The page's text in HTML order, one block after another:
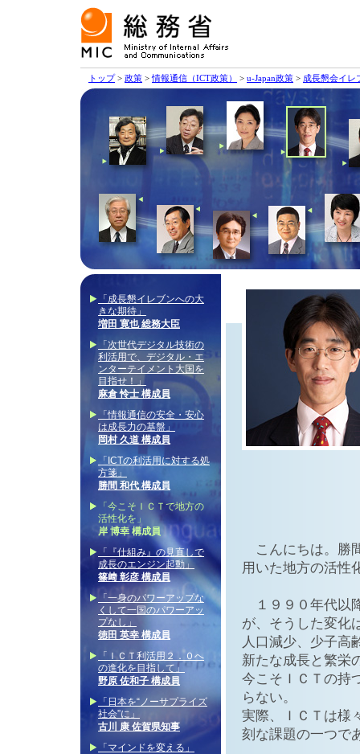
トップ> 政策 >情報通信（ICT政策） > u-Japan政策 > 成長懇会イレ
こんにちは。勝
用いた地方の活性
１９９０年代以
が、そうした変化
人口減少、少子高
新たな成長と繁栄
今こそＩＣＴの持
らない。
実際、ＩＣＴは様
刻な課題の一つで
「成長懇イレブンへの大
きな期待」
増田 寛也 総務大臣
「次世代デジタル技術の
利活用で、デジタル・エ
ンターテイメント大国を
目指せ！」
麻倉 怜士 構成員
「情報通信の安全・安心
は成長力の基盤」
岡村 久道 構成員
「ICTの利活用に対する処
方箋」
勝間 和代 構成員
「今こそＩＣＴで地方の
活性化を」
岸 博幸 構成員
「『仕組み』の見直しで
成長のエンジン起動」
篠﨑 彰彦 構成員
「一身のパワーアップな
くして一国のパワーアッ
プなし」
徳田 英幸 構成員
「ＩＣＴ利活用２．０へ
の進化を目指して」
野原 佐和子 構成員
「日本を“ノーサプライズ
社会”に」
古川 康 佐賀県知事
「マインドを変える」